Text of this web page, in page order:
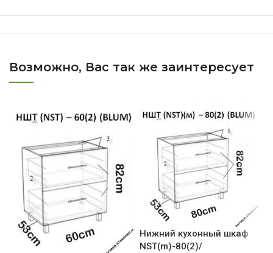
Возможно, Вас так же заинтересует
Нижний кухонный шкаф
NST(m)-80(2)/